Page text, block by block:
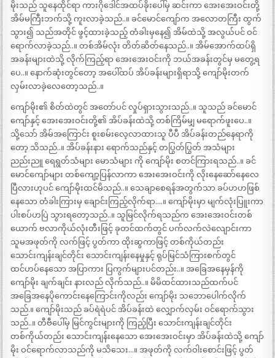
မိုးသည် သူနေထိုင်ရာ ကားဂိုဒေါင်အထပ်ခိုးပေါ်မှ ဆင်းကာ အေးအေးဝင်းတို့
အိမ်မကြီးဘက်သို့ ကူးလာခဲ့သည်..။ ခင်မောင်ကျော်က အလောတကြီး ထွက်
သွား၍ သည်အတိုင် ဖွင့်ထားခဲ့သည့် တံခါးမှနေ၍ အိမ်ထဲသို့ အလွယ်ပင် ဝင်
ရောက်လာခဲ့သည်..။ တစ်အိမ်လုံး တိတ်ဆိတ်နေသည်..။ အိမ်အောက်ထပ်ရှိ
အခန်းများထဲသို့ လိုက်ကြည့်ရာ အေးအေးဝင်းကို ဘယ်အခန်းတွင်မှ မတွေ့ရ
ပေ..။ နောက်ဆုံးတွင်တော့ အပေါ်ထပ် အိပ်ခန်းများရှိရာသို့ ကျော်မိုးတက်
လှမ်းလာခဲ့လေတော့သည်..။
ကျော်မိုး၏ စိတ်ထဲတွင် အတော်ပင် လှုပ်ရှားသွားသည်..။ သူသည် ခင်မောင်
ကျော်နှင့် အေးအေးဝင်းတို့၏ အိပ်ခန်းထဲသို့ တစ်ကြိမ်မျှ မရောက်ဖူးပေ..။
သို့သော် အိမ်အကြောင်း စူးစမ်းလေ့လာထားသူ ပီပီ အိပ်ခန်းတည်နေရာကို
တော့ သိသည်..။ အိပ်ခန်းနား ရောက်သည်နှင့် တပြွတ်ပြွတ် အသံများ
ညည်းညူ ရေရွတ်သံများ မောသံများ ကို ကျော်မိုး စတင်ကြားရသည်..။ ခင်
မောင်ကျော်များ တစ်ကျော့ပြန်လာကာ အေးအေးဝင်းကို လိုးနေဆော်နေလေ
ပြီလားဟုပင် ကျော်မိုးထင်မိသည်..။ သေချာစေရန်အတွက်သာ ခပ်ဟဟဖြစ်
နေသော တံခါးကြားမှ ချောင်းကြည့်လိုက်ရာ….။ ကျော်မိုးမှာ မျက်လုံးပြူးကာ
ပါးစပ်ဟပြဲ သွားရတော့သည်..။ သူမြင်လိုက်ရသည်က အေးအေးဝင်းတစ်
ယောက် ဗလာကိုယ်လုံးတီးဖြင့် ခုတင်ထက်တွင် ပက်လက်လဲလျောင်းကာ
သူမအဖုတ်ကို လက်ဖြင့် ပွတ်ကာ ထိုးဆွကာဖြင့် တစ်ကိုယ်တည်း
သောင်းကျန်းချင်တိုင်း သောင်းကျန်းနေမှုနှင့် ရုပ်မြင်သံကြားစက်တွင်
ထင်ဟပ်နေသော အပြာကား ပြကွက်များပင်တည်း..။ အခြေအနေမှန်ကို
ကျော်မိုး ချက်ချင်း နားလည် လိုက်သည်..။ မိမိထင်ထားသည်ထက်ပင်
အခြေအနေပိုကောင်းနေကြောင်းကိုလည်း ကျော်မိုး သဘောပေါက်လိုက်
သည်.။ ကျော်မိုးသည် ခပ်ရဲရဲပင် အိပ်ခန်းထဲ လျှောက်လှမ်း ဝင်ရောက်သွား
သည်..။ တီဗီပေါ်မှ မြင်ကွင်းများကို ကြည့်ပြီး သောင်းကျန်းချင်တိုင်း
တစ်ကိုယ်တည်း သောင်းကျန်းနေသော အေးအေးဝင်းမှာ အိပ်ခန်းထဲသို့ ကျော်
မိုး ဝင်ရောက်လာသည်ကို မသိသေး…။ အဖုတ်ကို လက်ဝါးစောင်းဖြင့် ပွတ်